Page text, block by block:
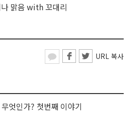
맑음 with 꼬대리
URL 복사
엇인가? 첫번째 이야기